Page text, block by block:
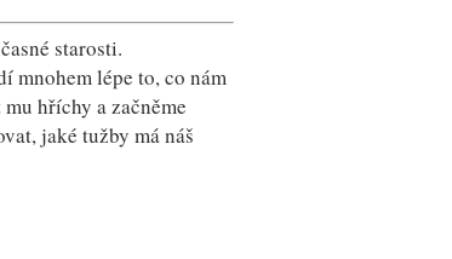
starosti.
mnohem lépe to, co nám
hříchy a začněme
jaké tužby má náš